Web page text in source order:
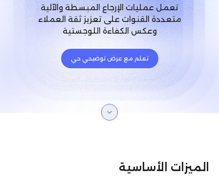
تعمل عمليات الإرجاع المبسطة والآلية
متعددة القنوات على تعزيز ثقة العملاء
وعكس الكفاءة اللوجستية
تعلم مع عرض توضيحي حي
الميزات الأساسية